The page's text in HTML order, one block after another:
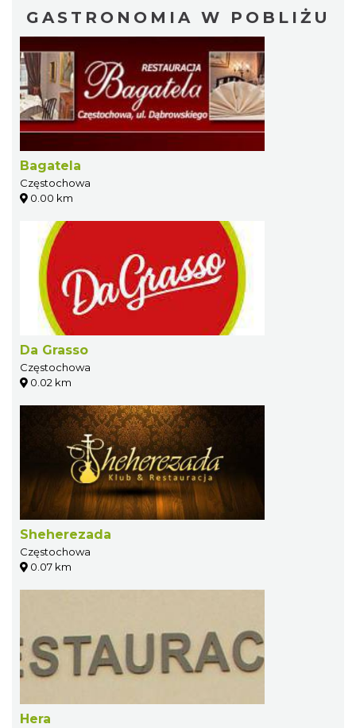
GASTRONOMIA W POBLIŻU
Bagatela
Częstochowa
0.00 km
Da Grasso
Częstochowa
0.02 km
Sheherezada
Częstochowa
0.07 km
Hera